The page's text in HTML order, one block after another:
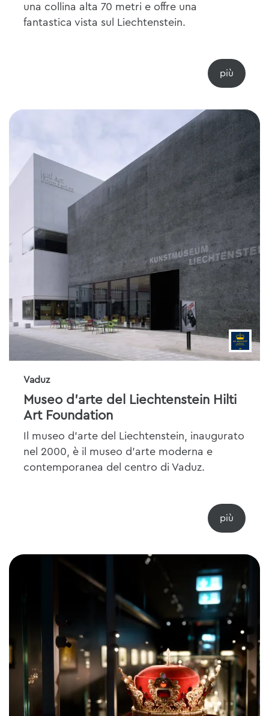
una collina alta 70 metri e offre una
fantastica vista sul Liechtenstein.
Vaduz
Museo d’arte del Liechtenstein Hilti
Art Foundation
Il museo d’arte del Liechtenstein, inaugurato
nel 2000, è il museo d'arte moderna e
contemporanea del centro di Vaduz.